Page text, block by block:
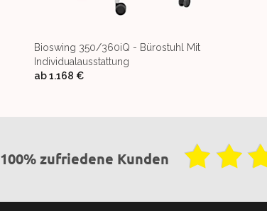
Bioswing 350/360iQ - Bürostuhl Mit
Individualausstattung
ab1.168 €
100% zufriedene Kunden